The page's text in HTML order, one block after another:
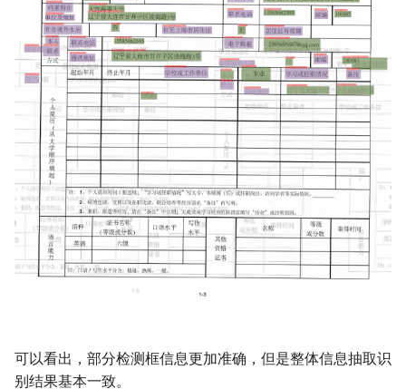
可以看出，部分检测框信息更加准确，但是整体信息抽取识
别结果基本一致。